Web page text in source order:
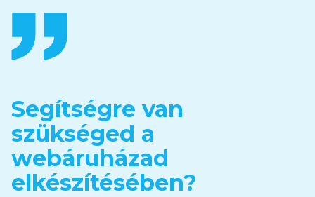
Segítségre van
szükséged a
webáruházad
elkészítésében?